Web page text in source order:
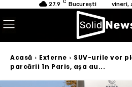
27.9 C București vineri,
Acasă Externe
SUV-urile vor
parcării în Paris, așa au...